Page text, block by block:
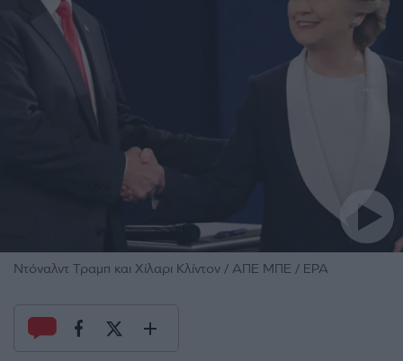
Ντόναλντ Τραμπ και Χίλαρι Κλίντον / ΑΠΕ ΜΠΕ / EPA